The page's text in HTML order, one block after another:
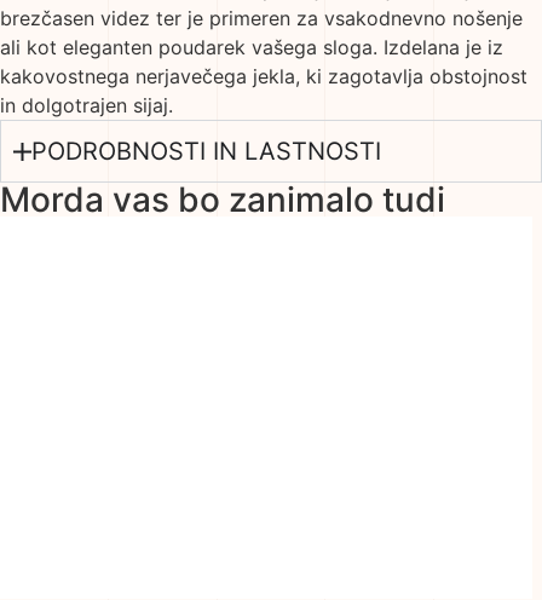
brezčasen videz ter je primeren za vsakodnevno nošenje
ali kot eleganten poudarek vašega sloga. Izdelana je iz
kakovostnega nerjavečega jekla, ki zagotavlja obstojnost
in dolgotrajen sijaj.
PODROBNOSTI IN LASTNOSTI
Morda vas bo zanimalo tudi